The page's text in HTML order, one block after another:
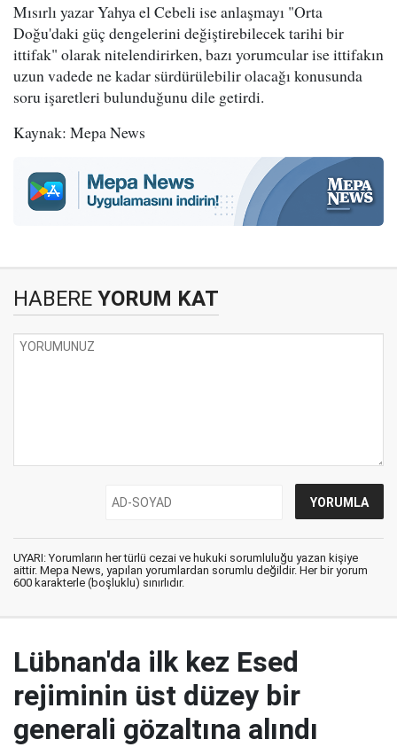
Mısırlı yazar Yahya el Cebeli ise anlaşmayı "Orta
Doğu'daki güç dengelerini değiştirebilecek tarihi bir
ittifak" olarak nitelendirirken, bazı yorumcular ise ittifakın
uzun vadede ne kadar sürdürülebilir olacağı konusunda
soru işaretleri bulunduğunu dile getirdi.
Kaynak: Mepa News
HABERE YORUM KAT
UYARI: Yorumların her türlü cezai ve hukuki sorumluluğu yazan kişiye
aittir. Mepa News, yapılan yorumlardan sorumlu değildir. Her bir yorum
600 karakterle (boşluklu) sınırlıdır.
Lübnan'da ilk kez Esed
rejiminin üst düzey bir
generali gözaltına alındı